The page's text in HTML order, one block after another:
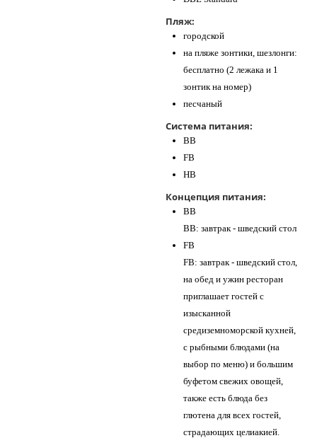
Пляж:
городской
на пляже зонтики, шезлонги:
бесплатно (2 лежака и 1
зонтик на номер)
песчаный
Система питания:
BB
FB
HB
Концепция питания:
BB
BB: завтрак - шведский стол
FB
FB: завтрак - шведский стол,
на обед и ужин ресторан
приглашает гостей с
изысканной
средиземноморской кухней,
с рыбными блюдами (на
выбор по меню) и большим
буфетом свежих овощей,
также есть блюда без
глютена для всех гостей,
страдающих целиакией.